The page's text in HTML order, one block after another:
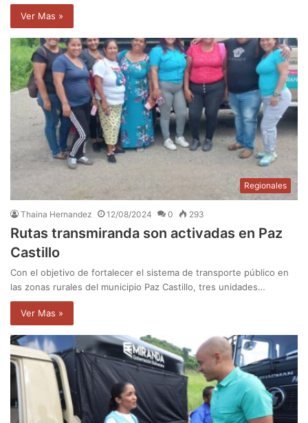
Ver Mas »
Regionales
Thaina Hernandez 12/08/2024 0 293
Rutas transmiranda son activadas en Paz
Castillo
Con el objetivo de fortalecer el sistema de transporte público en
las zonas rurales del municipio Paz Castillo, tres unidades…
Ver Mas »